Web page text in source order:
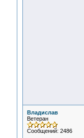
Владислав
Ветеран
Сообщений: 2486